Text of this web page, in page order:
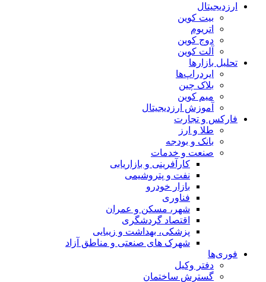
ارزدیجیتال
بیت کوین
اتریوم
دوج کوین
آلت کوین
تحلیل بازارها
ایردراپ‌ها
بلاک چین
میم کوین‌
آموزش ارزدیجیتال
فارکس و تجارت
طلا و ارز
بانک و بودجه
صنعت و خدمات
کارآفرینی و بازاریابی
نفت و پتروشیمی
بازار خودرو
فناوری
شهر، مسکن و عمران
اقتصاد گردشگری
پزشکی، بهداشت و زیبایی
شهرک های صنعتی و مناطق آزاد
فوری‌ها
دفتر وکیل
گسترش ساختمان